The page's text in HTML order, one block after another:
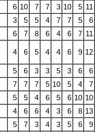
6 10 7 7 3 10 5 11
3 5 5 4 7 7 5 6
6 7 8 6 4 6 7 11
4 6 5 4 4 6 9 12
5 6 3 3 5 3 6 6
7 7 7 5 10 5 4 7
5 5 4 6 5 6 10 10
4 6 6 4 3 6 8 13
5 7 3 4 3 5 6 9